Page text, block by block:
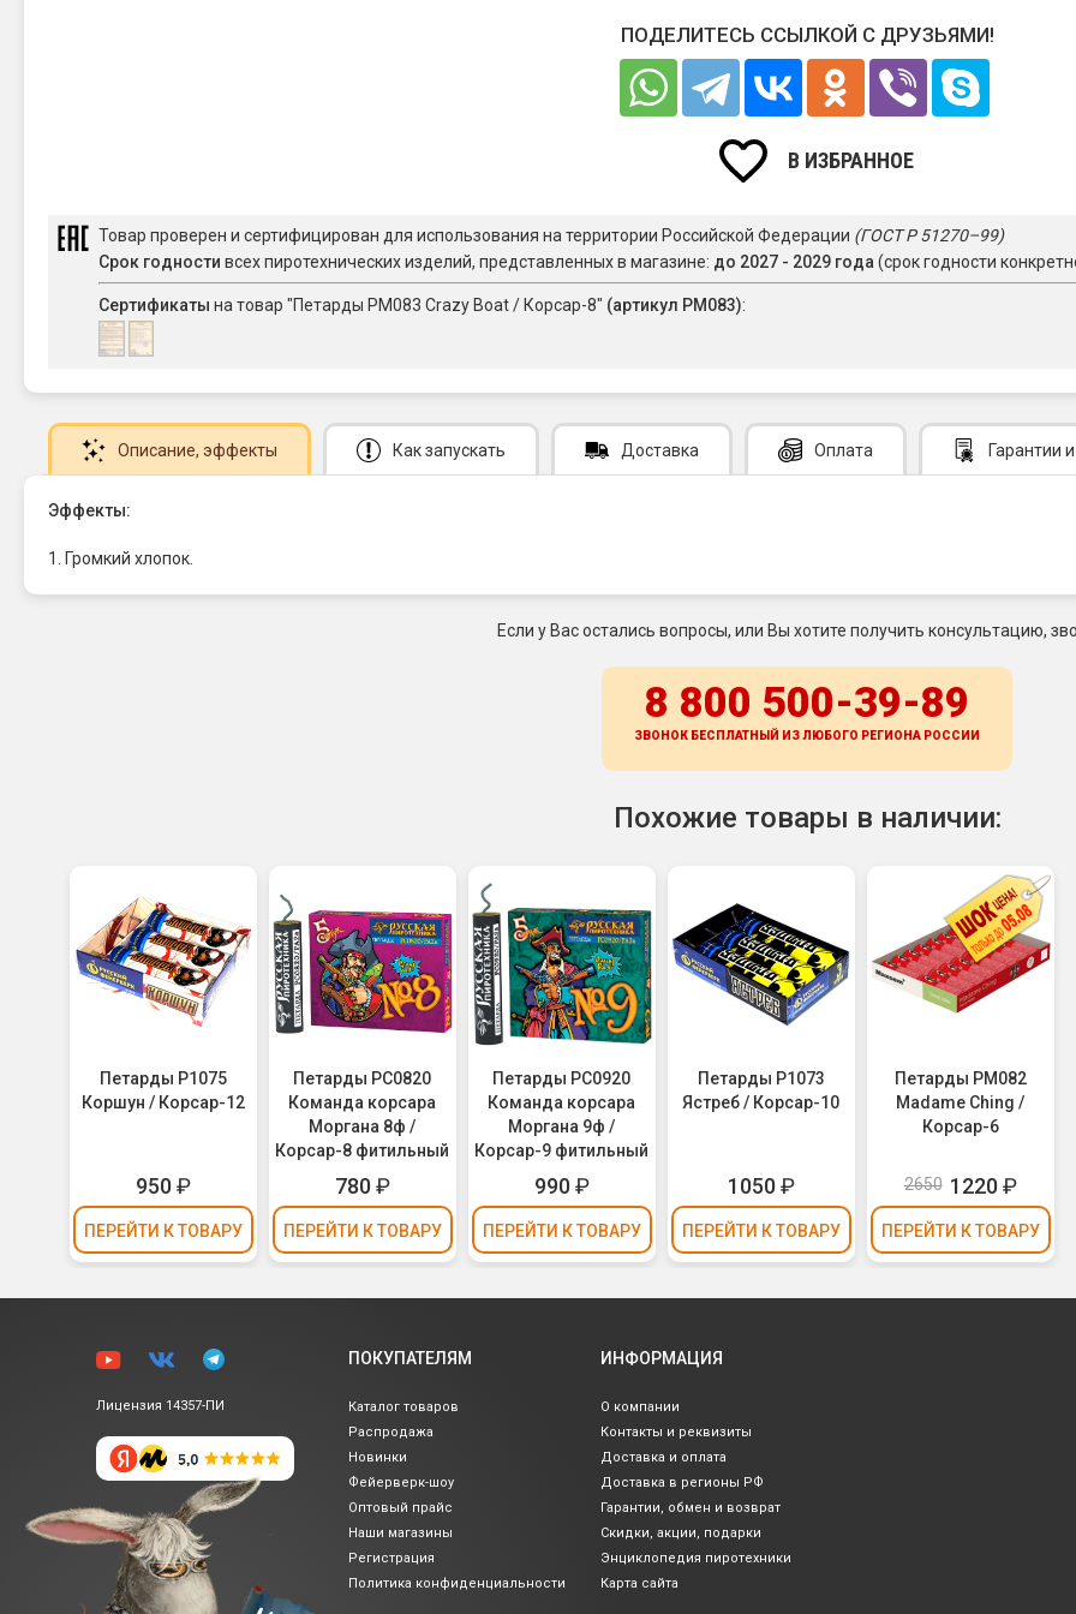
ПОДЕЛИТЕСЬ ССЫЛКОЙ С ДРУЗЬЯМИ!
В ИЗБРАННОЕ
Товар проверен и сертифицирован для использования на территории Российской Федерации (ГОСТ Р 51270–99)
Срок годности всех пиротехнических изделий, представленных в магазине: до 2027 - 2029 года(срок годности
Сертификаты на товар "Петарды PM083 Crazy Boat / Корсар-8" (артикул PM083):
Описание, эффекты Как запускать Доставка Оплата Гарантии
Эффекты:
1. Громкий хлопок.
Если у Вас остались вопросы, или Вы хотите получить консультацию,
8 800 500-39-89
ЗВОНОК БЕСПЛАТНЫЙ ИЗ ЛЮБОГО РЕГИОНА РОССИИ
Похожие товары в наличии:
Петарды Р1075
Коршун / Корсар-12
950₽
ПЕРЕЙТИ К ТОВАРУ
Петарды РС0820
Команда корсара
Моргана 8ф /
Корсар-8 фитильный
780₽
ПЕРЕЙТИ К ТОВАРУ
Петарды РС0920
Команда корсара
Моргана 9ф /
Корсар-9 фитильный
990₽
ПЕРЕЙТИ К ТОВАРУ
Петарды Р1073
Ястреб / Корсар-10
1050₽
ПЕРЕЙТИ К ТОВАРУ
Петарды PM082
Madame Ching /
Корсар-6
2650 1220₽
ПЕРЕЙТИ К ТОВАРУ
Лицензия 14357-ПИ
ПОКУПАТЕЛЯМ
Каталог товаров
Распродажа
Новинки
Фейерверк-шоу
Оптовый прайс
Наши магазины
Регистрация
Политика конфиденциальности
ИНФОРМАЦИЯ
О компании
Контакты и реквизиты
Доставка и оплата
Доставка в регионы РФ
Гарантии, обмен и возврат
Скидки, акции, подарки
Энциклопедия пиротехники
Карта сайта